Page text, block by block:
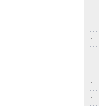
·
·
·
·
·
·
·